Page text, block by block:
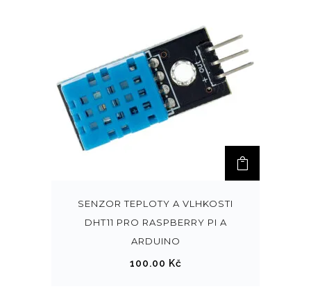
SENZOR TEPLOTY A VLHKOSTI
DHT11 PRO RASPBERRY PI A
ARDUINO
100.00 Kč